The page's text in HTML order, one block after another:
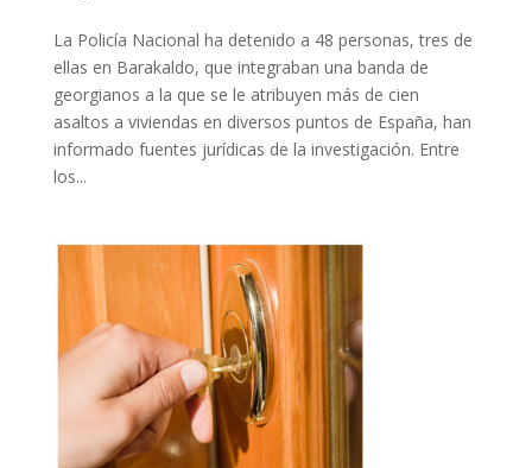
La Policía Nacional ha detenido a 48 personas, tres de
ellas en Barakaldo, que integraban una banda de
georgianos a la que se le atribuyen más de cien
asaltos a viviendas en diversos puntos de España, han
informado fuentes jurídicas de la investigación. Entre
los...